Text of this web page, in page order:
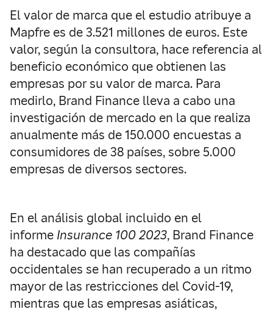
El valor de marca que el estudio atribuye a
Mapfre es de 3.521 millones de euros. Este
valor, según la consultora, hace referencia al
beneficio económico que obtienen las
empresas por su valor de marca. Para
medirlo, Brand Finance lleva a cabo una
investigación de mercado en la que realiza
anualmente más de 150.000 encuestas a
consumidores de 38 países, sobre 5.000
empresas de diversos sectores.
En el análisis global incluido en el
informe Insurance 100 2023, Brand Finance
ha destacado que las compañías
occidentales se han recuperado a un ritmo
mayor de las restricciones del Covid-19,
mientras que las empresas asiáticas,